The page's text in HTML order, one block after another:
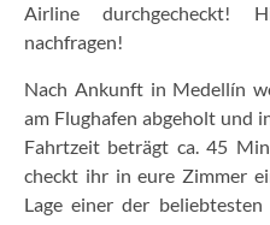
Airline durchgecheckt!
nachfragen!
Nach Ankunft in Medellín
am Flughafen abgeholt und
Fahrtzeit beträgt ca. 45
checkt ihr in eure Zimmer
Lage einer der